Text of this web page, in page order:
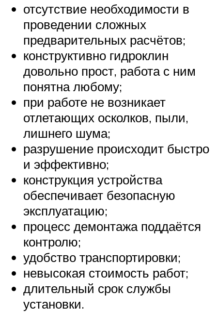
отсутствие необходимости в
проведении сложных
предварительных расчётов;
конструктивно гидроклин
довольно прост, работа с ним
понятна любому;
при работе не возникает
отлетающих осколков, пыли,
лишнего шума;
разрушение происходит быстро
и эффективно;
конструкция устройства
обеспечивает безопасную
эксплуатацию;
процесс демонтажа поддаётся
контролю;
удобство транспортировки;
невысокая стоимость работ;
длительный срок службы
установки.